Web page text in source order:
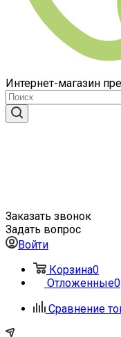
Интернет-магазин
Заказать звонок
Задать вопрос
Войти
Корзина0
Отложенные0
Сравнение